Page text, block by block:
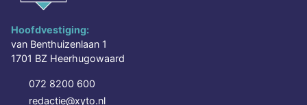
Hoofdvestiging:
van Benthuizenlaan 1
1701 BZ Heerhugowaard
072 8200 600
redactie@xyto.nl